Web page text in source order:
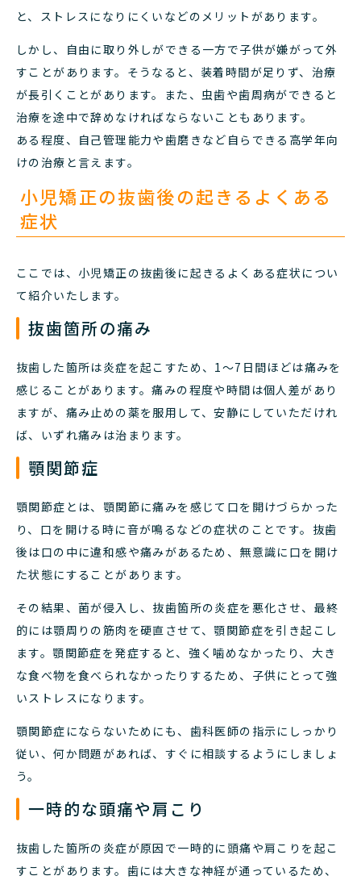
と、ストレスになりにくいなどのメリットがあります。
しかし、自由に取り外しができる一方で子供が嫌がって外
すことがあります。そうなると、装着時間が足りず、治療
が長引くことがあります。また、虫歯や歯周病ができると
治療を途中で辞めなければならないこともあります。
ある程度、自己管理能力や歯磨きなど自らできる高学年向
けの治療と言えます。
小児矯正の抜歯後の起きるよくある
症状
ここでは、小児矯正の抜歯後に起きるよくある症状につい
て紹介いたします。
抜歯箇所の痛み
抜歯した箇所は炎症を起こすため、1～7日間ほどは痛みを
感じることがあります。痛みの程度や時間は個人差があり
ますが、痛み止めの薬を服用して、安静にしていただけれ
ば、いずれ痛みは治まります。
顎関節症
顎関節症とは、顎関節に痛みを感じて口を開けづらかった
り、口を開ける時に音が鳴るなどの症状のことです。抜歯
後は口の中に違和感や痛みがあるため、無意識に口を開け
た状態にすることがあります。
その結果、菌が侵入し、抜歯箇所の炎症を悪化させ、最終
的には顎周りの筋肉を硬直させて、顎関節症を引き起こし
ます。顎関節症を発症すると、強く噛めなかったり、大き
な食べ物を食べられなかったりするため、子供にとって強
いストレスになります。
顎関節症にならないためにも、歯科医師の指示にしっかり
従い、何か問題があれば、すぐに相談するようにしましょ
う。
一時的な頭痛や肩こり
抜歯した箇所の炎症が原因で一時的に頭痛や肩こりを起こ
すことがあります。歯には大きな神経が通っているため、